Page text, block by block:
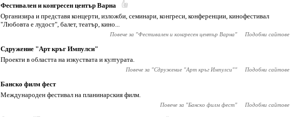
Фестивален и конгресен център Варна
Организира и представя концерти, изложби, семинари, конгреси, конференции, кинофестивал
"Любовта е лудост", балет, театър, кино...
Повече за "Фестивален и конгресен център Варна" Подобни сайтове
Сдружение "Арт кръг Импулси"
Проекти в областта на изкуствата и културата.
Повече за "Сдружение "Арт кръг Импулси"" Подобни сайтове
Банско филм фест
Международен фестивал на планинарския филм.
Повече за "Банско филм фест" Подобни сайтове